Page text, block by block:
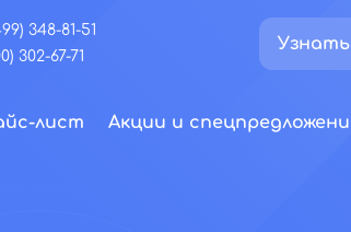
348-81-51
302-67-71
лист Акции и